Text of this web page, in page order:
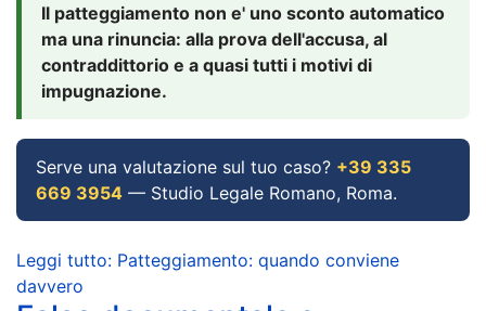
Il patteggiamento non e' uno sconto automatico
ma una rinuncia: alla prova dell'accusa, al
contraddittorio e a quasi tutti i motivi di
impugnazione.
Serve una valutazione sul tuo caso? +39 335
669 3954 — Studio Legale Romano, Roma.
Leggi tutto: Patteggiamento: quando conviene
davvero